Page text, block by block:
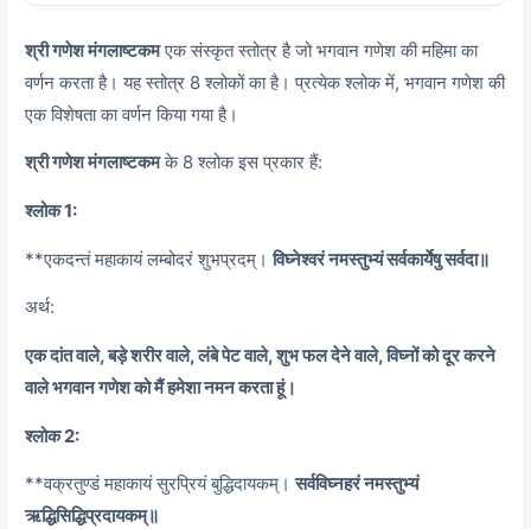
श्री गणेश मंगलाष्टकमएक संस्कृत स्तोत्र है जो भगवान गणेश की महिमा का
वर्णन करता है। यह स्तोत्र 8 श्लोकों का है। प्रत्येक श्लोक में, भगवान गणेश की
एक विशेषता का वर्णन किया गया है।
श्री गणेश मंगलाष्टकमके 8 श्लोक इस प्रकार हैं:
श्लोक 1:
**एकदन्तं महाकायं लम्बोदरं शुभप्रदम्।विघ्नेश्वरं नमस्तुभ्यं सर्वकार्येषु सर्वदा॥
अर्थ:
एक दांत वाले, बड़े शरीर वाले, लंबे पेट वाले, शुभ फल देने वाले, विघ्नों को दूर करने
वाले भगवान गणेश को मैं हमेशा नमन करता हूं।
श्लोक 2:
**वक्रतुण्डं महाकायं सुरप्रियं बुद्धिदायकम्।सर्वविघ्नहरं नमस्तुभ्यं
ऋद्धिसिद्धिप्रदायकम्॥